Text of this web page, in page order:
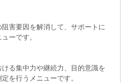
害要因を解消して、サポートに
ーです。
る集中力や継続力、目的意識を
を行うメニューです。